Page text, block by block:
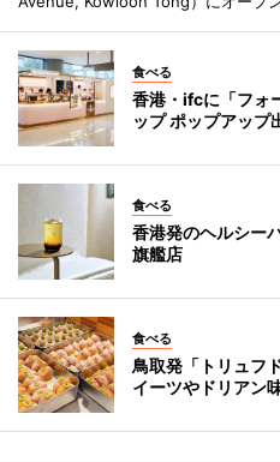
食べる
香港・ifcに「フォ
ップ ポップアップ
食べる
香港発のヘルシー
旗艦店
食べる
鳥取発「トリュフ
イーツやドリアン